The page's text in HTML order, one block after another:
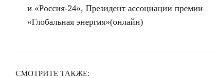
и «Россия-24», Президент ассоциации премии
«Глобальная энергия»(онлайн)
СМОТРИТЕ ТАКЖЕ: